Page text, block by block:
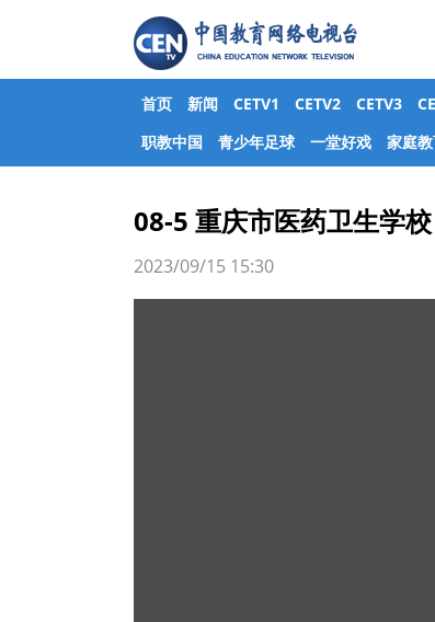
首页 新闻 CETV1 CETV2 CETV3
职教中国
青少年足球 一堂好戏 家庭
08-5 重庆市医药卫生学
2023/09/15 15:30